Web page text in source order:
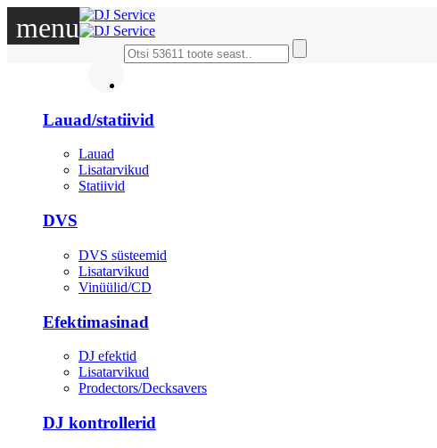
menu
Lauad/statiivid
Lauad
Lisatarvikud
Statiivid
DVS
DVS süsteemid
Lisatarvikud
Vinüülid/CD
Efektimasinad
DJ efektid
Lisatarvikud
Prodectors/Decksavers
DJ kontrollerid